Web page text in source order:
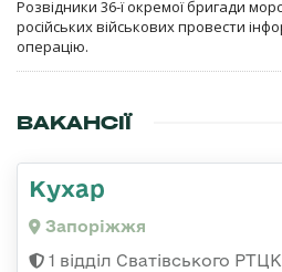
Розвідники 36-ї окремої бригади
російських військових провести
операцію.
ВАКАНСІЇ
Кухар
Запоріжжя
1 відділ Сватівського